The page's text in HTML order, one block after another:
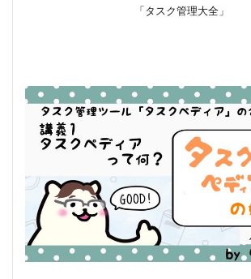
「タスク管理大全」